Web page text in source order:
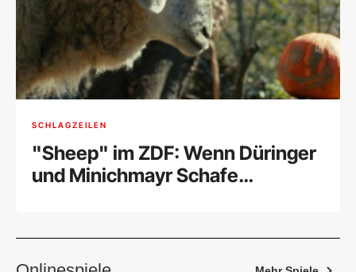
SCHLAGZEILEN
"Sheep" im ZDF: Wenn Düringer
und Minichmayr Schafe